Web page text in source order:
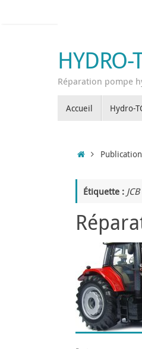
Réparation pompe
Accueil Hydro-
Accueil
Étiquette :